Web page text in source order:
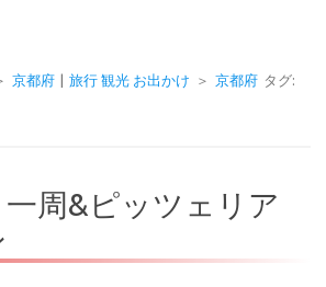
京都府 旅行 観光 お出かけ ＞ 京都府 タグ:
周&ピッツェリア